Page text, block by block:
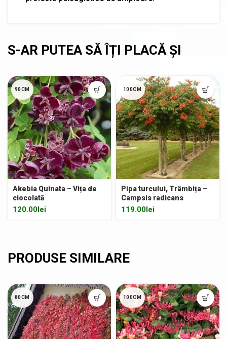
90CM
Akebia Quinata – Vița de
ciocolată
120.00 lei
100CM
Pipa turcului, Trâmbița –
Campsis radicans
119.00 lei
80CM 100CM